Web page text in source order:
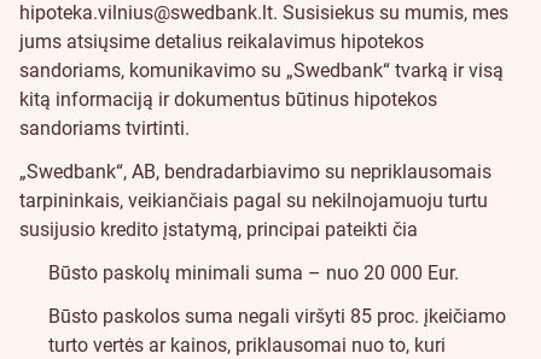
hipoteka.vilnius@swedbank.lt. Susisiekus su mumis, mes
jums atsiųsime detalius reikalavimus hipotekos
sandoriams, komunikavimo su „Swedbank“ tvarką ir visą
kitą informaciją ir dokumentus būtinus hipotekos
sandoriams tvirtinti.
„Swedbank“, AB, bendradarbiavimo su nepriklausomais
tarpininkais, veikiančiais pagal su nekilnojamuoju turtu
susijusio kredito įstatymą, principai pateikti čia
Būsto paskolų minimali suma – nuo 20 000 Eur.
Būsto paskolos suma negali viršyti 85 proc. įkeičiamo
turto vertės ar kainos, priklausomai nuo to, kuri